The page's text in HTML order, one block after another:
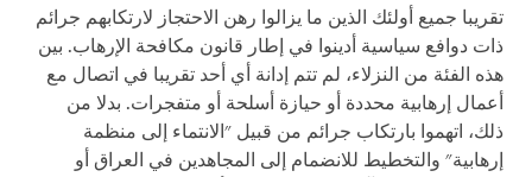
تقريبا جميع أولئك الذين ما يزالوا رهن الاحتجاز لارتكابهم جرائم
ذات دوافع سياسية أدينوا في إطار قانون مكافحة الإرهاب. بين
هذه الفئة من النزلاء، لم تتم إدانة أي أحد تقريبا في اتصال مع
أعمال إرهابية محددة أو حيازة أسلحة أو متفجرات. بدلا من
ذلك، اتهموا بارتكاب جرائم من قبيل "الانتماء إلى منظمة
إرهابية" والتخطيط للانضمام إلى المجاهدين في العراق أو